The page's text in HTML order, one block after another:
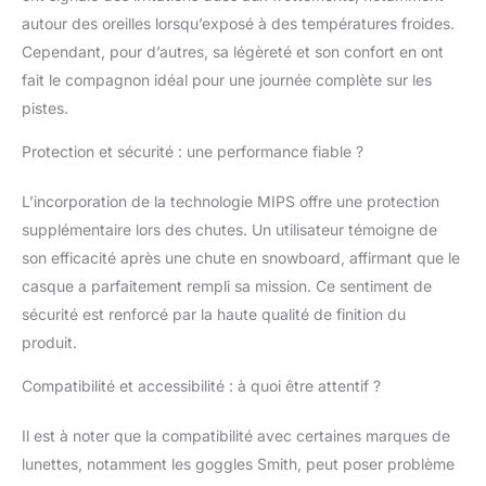
FIXATION_ Gardez
votre masque de ski
bien attaché à votre
casque grâce au clip de
coque en PC de ce
est couplée à une
doublure en EPS et à
un pont en aramide qui
améliorent sa
stabilité, tout en restant
autour des oreilles lorsqu’exposé à des températures froides.
Cependant, pour d’autres, sa légèreté et son confort en ont
fait le compagnon idéal pour une journée complète sur les
pistes.
Protection et sécurité : une performance fiable ?
L’incorporation de la technologie MIPS offre une protection
supplémentaire lors des chutes. Un utilisateur témoigne de
son efficacité après une chute en snowboard, affirmant que le
casque a parfaitement rempli sa mission. Ce sentiment de
sécurité est renforcé par la haute qualité de finition du
produit.
Compatibilité et accessibilité : à quoi être attentif ?
Il est à noter que la compatibilité avec certaines marques de
lunettes, notamment les goggles Smith, peut poser problème